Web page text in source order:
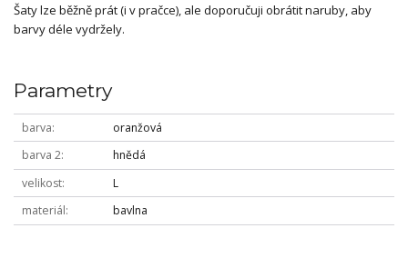
Šaty lze běžně prát (i v pračce), ale doporučuji obrátit naruby, aby
barvy déle vydržely.
Parametry
barva
oranžová
barva 2
hnědá
velikost
L
materiál
bavlna